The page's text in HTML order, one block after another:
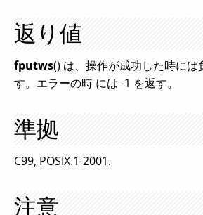
返り値
fputws() は、操作が成功した時には
す。エラーの時 には -1 を返す。
準拠
C99, POSIX.1-2001.
注意